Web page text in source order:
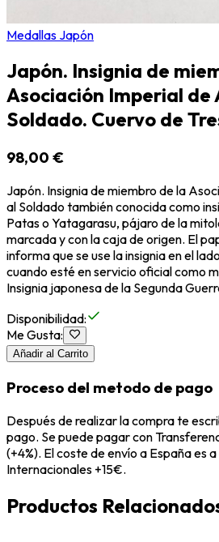
Medallas Japón
Japón. Insignia de
Asociación Imperial de
Soldado. Cuervo de
98,00 €
Japón. Insignia de miembro de la
al Soldado también conocida como
Patas o Yatagarasu, pájaro de la
marcada y con la caja de origen. El
informa que se use la insignia en el
cuando esté en servicio oficial como
Insignia japonesa de la Segunda
Disponibilidad:
Me Gusta:
Añadir al Carrito
Proceso del metodo de pago
Después de realizar la compra te
pago. Se puede pagar con
(+4%). El coste de envío a España es
Internacionales +15€.
Productos